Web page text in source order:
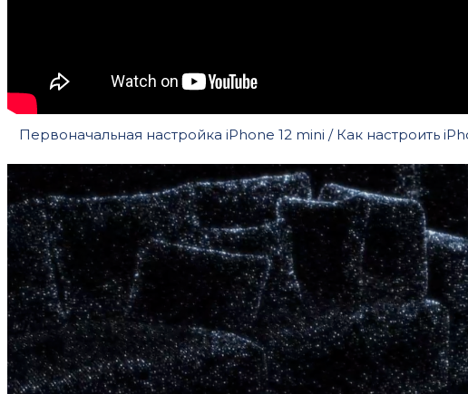
Первоначальная настройка iPhone 12 mini / Как настроить